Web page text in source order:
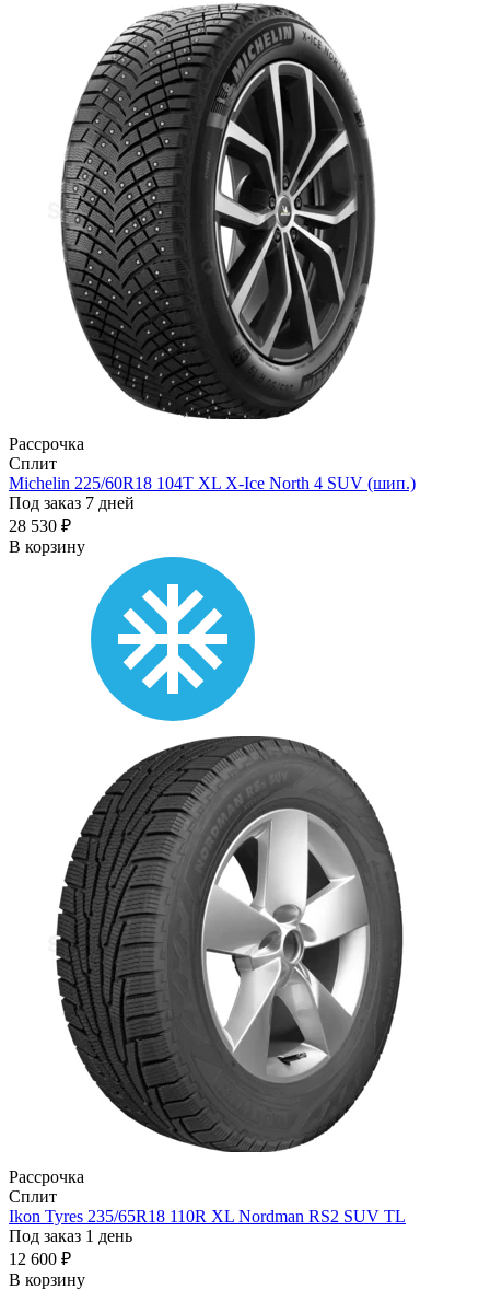
Рассрочка
Сплит
Michelin 225/60R18 104T XL X-Ice North 4 SUV (шип.)
Под заказ 7 дней
28 530 ₽
В корзину
Рассрочка
Сплит
Ikon Tyres 235/65R18 110R XL Nordman RS2 SUV TL
Под заказ 1 день
12 600 ₽
В корзину